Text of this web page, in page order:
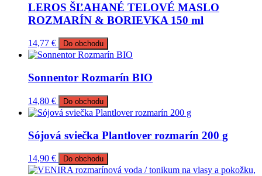
LEROS ŠĽAHANÉ TELOVÉ MASLO
ROZMARÍN & BORIEVKA 150 ml
14,77 € Do obchodu
Sonnentor Rozmarín BIO
14,80 € Do obchodu
Sójová sviečka Plantlover rozmarín 200 g
14,90 € Do obchodu